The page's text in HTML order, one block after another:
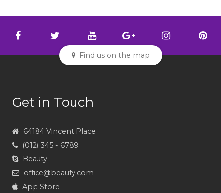
Find us on the map
Get in Touch
64184 Vincent Place
(012) 345 - 6789
Beauty
office@beauty.com
App Store